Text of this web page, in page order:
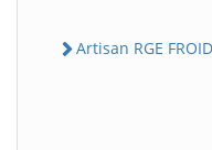
Artisan RGE